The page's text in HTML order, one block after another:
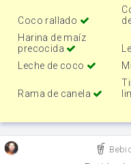
Coco rallado
Harina de maíz
precocida
Leche de coco
Rama de canela